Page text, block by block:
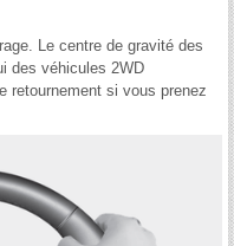
Le centre de gravité des
des véhicules 2WD
retournement si vous prenez